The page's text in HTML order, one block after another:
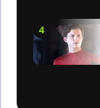
4